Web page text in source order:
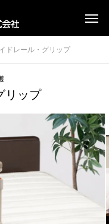
ドレール・グリップ
リップ